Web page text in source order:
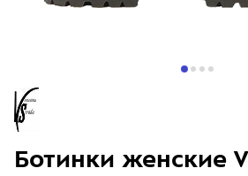
Ботинки женские